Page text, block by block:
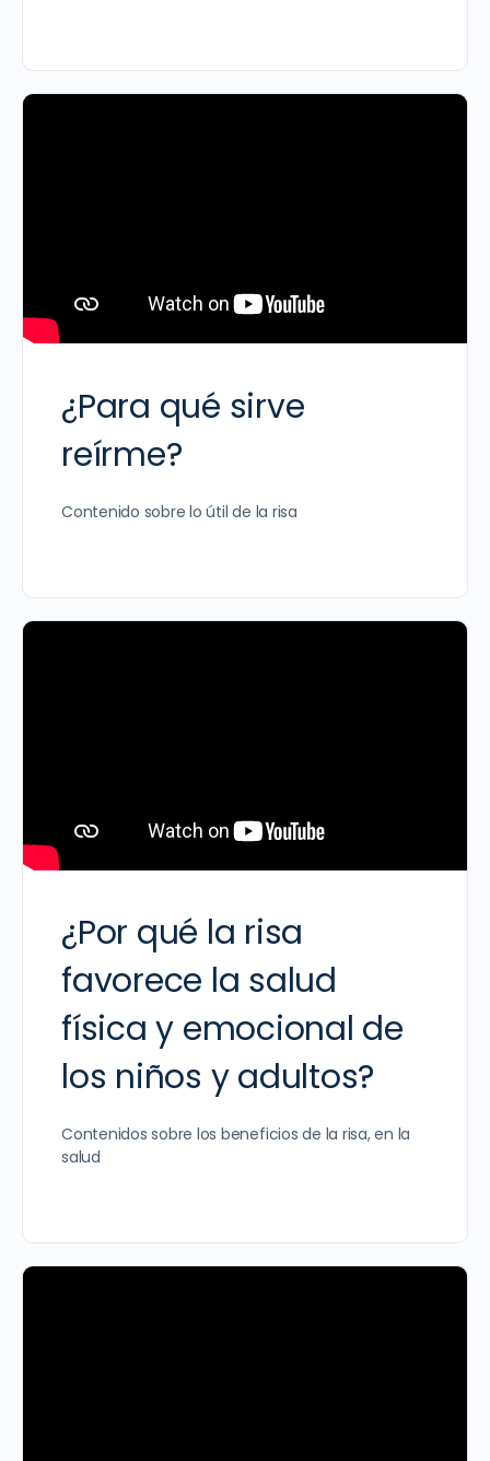
¿Para qué sirve
reírme?
Contenido sobre lo útil de la risa
¿Por qué la risa
favorece la salud
física y emocional de
los niños y adultos?
Contenidos sobre los beneficios de la risa, en la
salud